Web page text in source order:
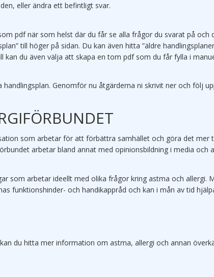
eller ändra ett befintligt svar.
pdf när som helst där du får se alla frågor du svarat på och
till höger på sidan. Du kan även hitta ”äldre
kan du även välja att skapa en tom pdf som du får fylla i
Genomför nu åtgärderna ni skrivit ner och följ
som arbetar för att förbättra samhället och göra det mer
arbetar bland annat med opinionsbildning i media och
som arbetar ideellt med olika frågor kring astma och allergi.
funktionshinder- och handikappråd och kan i mån av tid
kan du hitta mer information om astma, allergi och annan